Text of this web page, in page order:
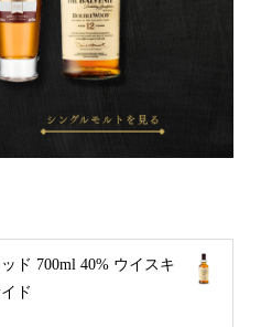
ド 700ml 40% ウイスキ
ド